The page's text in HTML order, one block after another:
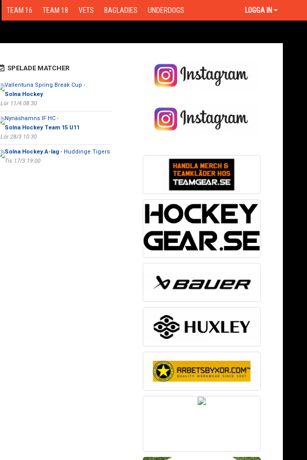
TEAM 16 TEAM 18 VETS BAGLADIES UNDERDOGS LOGGA IN
SPELADE MATCHER
Vallentuna Spring Break Cup -
Solna Hockey
Lör 11/4 08:30
Nynäshamns IF HC -
Solna Hockey Team 15 U11
Lör 28/3 10:30
Solna Hockey A-lag- Huddinge Tigers
Tis 17/3 19:00